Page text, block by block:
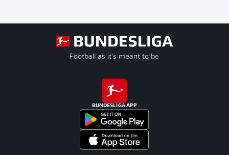
Football as it's meant to be
BUNDESLIGA APP